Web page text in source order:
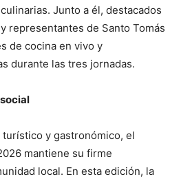
Junto a él, destacados
representantes de Santo Tomás
de cocina en vivo y
durante las tres jornadas.
turístico y gastronómico, el
mantiene su firme
local. En esta edición, la